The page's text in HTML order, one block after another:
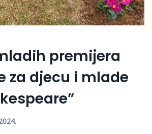
premijera
za djecu i mlade